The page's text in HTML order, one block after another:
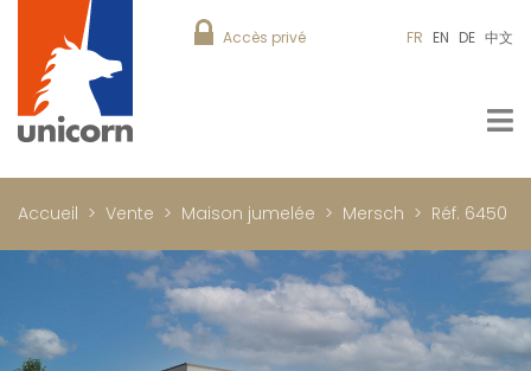
Accès privé FR EN DE 中文
Accueil Vente Maison jumelée Mersch Réf. 6450